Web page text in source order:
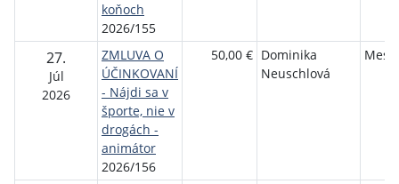
koňoch
2026/155
27.
Júl
2026
ZMLUVA O
ÚČINKOVANÍ
- Nájdi sa v
športe, nie v
drogách -
animátor
2026/156
50,00 € Dominika
Neuschlová